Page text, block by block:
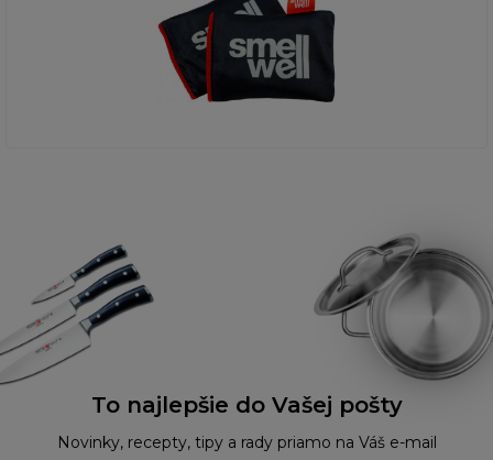
To najlepšie do Vašej pošty
Novinky, recepty, tipy a rady priamo na Váš e-mail